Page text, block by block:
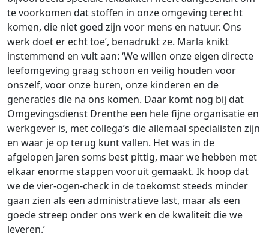
te voorkomen dat stoffen in onze omgeving terecht
komen, die niet goed zijn voor mens en natuur. Ons
werk doet er echt toe’, benadrukt ze. Marla knikt
instemmend en vult aan: ‘We willen onze eigen directe
leefomgeving graag schoon en veilig houden voor
onszelf, voor onze buren, onze kinderen en de
generaties die na ons komen. Daar komt nog bij dat
Omgevingsdienst Drenthe een hele fijne organisatie en
werkgever is, met collega’s die allemaal specialisten zijn
en waar je op terug kunt vallen. Het was in de
afgelopen jaren soms best pittig, maar we hebben met
elkaar enorme stappen vooruit gemaakt. Ik hoop dat
we de vier-ogen-check in de toekomst steeds minder
gaan zien als een administratieve last, maar als een
goede streep onder ons werk en de kwaliteit die we
leveren.’